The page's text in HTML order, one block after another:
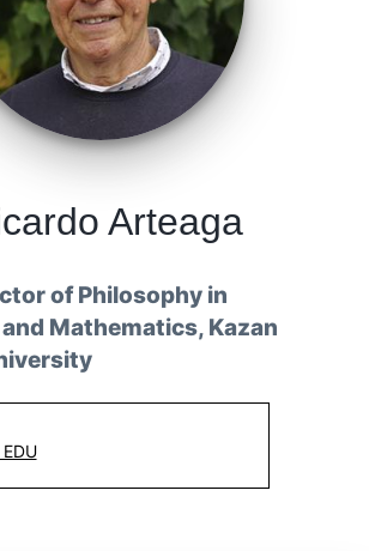
Arteaga
of Philosophy in
Mathematics, Kazan